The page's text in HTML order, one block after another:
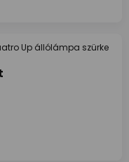
Up állólámpa szürke